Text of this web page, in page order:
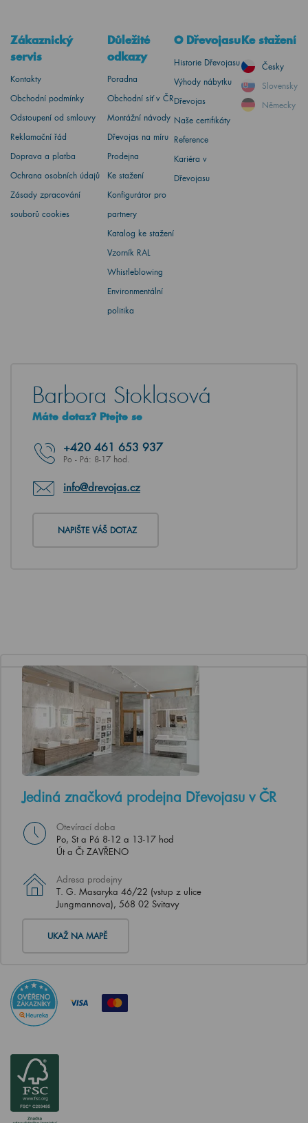
Zákaznický
servis
Kontakty
Obchodní podmínky
Odstoupení od smlouvy
Reklamační řád
Doprava a platba
Ochrana osobních údajů
Zásady zpracování
souborů cookies
Důležité
odkazy
Poradna
Obchodní síť v ČR
Montážní návody
Dřevojas na míru
Prodejna
Ke stažení
Konfigurátor pro
partnery
Katalog ke stažení
Vzorník RAL
Whistleblowing
Environmentální
politika
O Dřevojasu
Historie Dřevojasu
Výhody nábytku
Dřevojas
Naše certifikáty
Reference
Kariéra v
Dřevojasu
Ke stažení
Česky
Slovensky
Německy
Barbora Stoklasová
Máte dotaz? Ptejte se
+420 461 653 937
Po - Pá: 8-17 hod.
info@drevojas.cz
NAPIŠTE VÁŠ DOTAZ
Jediná značková prodejna Dřevojasu v ČR
Otevírací doba
Po, St a Pá 8-12 a 13-17 hod
Út a Čt ZAVŘENO
Adresa prodejny
T. G. Masaryka 46/22 (vstup z ulice
Jungmannova), 568 02 Svitavy
UKAŽ NA MAPĚ